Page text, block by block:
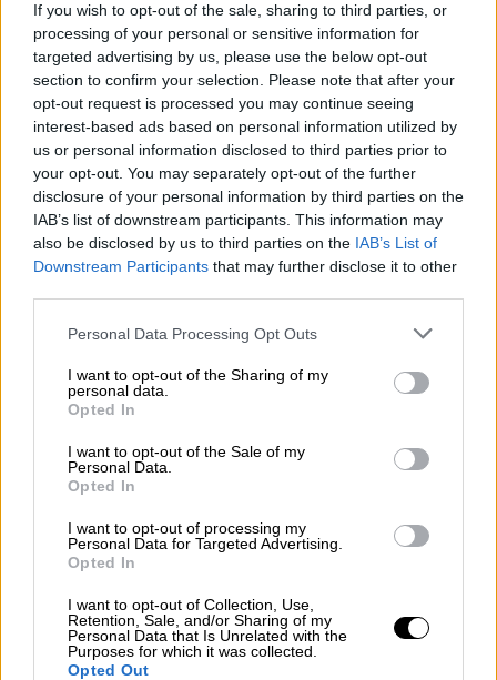
If you wish to opt-out of the sale, sharing to third parties, or
processing of your personal or sensitive information for
targeted advertising by us, please use the below opt-out
section to confirm your selection. Please note that after your
opt-out request is processed you may continue seeing
interest-based ads based on personal information utilized by
us or personal information disclosed to third parties prior to
your opt-out. You may separately opt-out of the further
disclosure of your personal information by third parties on the
IAB’s list of downstream participants. This information may
also be disclosed by us to third parties on the IAB’s List of
Downstream Participants that may further disclose it to other
Please note that this website/app uses one or more Google
not limited to your visit or usage behaviour. You may click to
grant or deny consent to Google and its third-party tags to
use your data for below specified purposes in below Google
consent section.
Personal Data Processing Opt Outs
I want to opt-out of the Sharing of my
personal data.
Opted In
I want to opt-out of the Sale of my
Personal Data.
Opted In
I want to opt-out of processing my
Personal Data for Targeted Advertising.
Opted In
I want to opt-out of Collection, Use,
Retention, Sale, and/or Sharing of my
Personal Data that Is Unrelated with the
Purposes for which it was collected.
Opted Out
Ελλάδα|20.05.2023 15:32
Επανέρχεται το σενάριο για αστικά
διόδια σε Αθήνα και Θεσσαλονίκη - Το
μέτρο της απόσυρσης οχημάτων
Την επαναφορά του μέτρου της απόσυρσης
οχημάτων αλλά και της θεσμοθέτησης
αστικών διοδίων, επαναφέρουν στο τραπέζι
τα συναρμόδια υπουργεία